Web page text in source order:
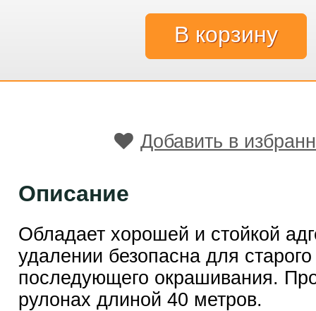
Добавить в
Описание
Обладает хорошей и стойкой
удалении безопасна для
последующего окрашивания.
рулонах длиной 40 метров.